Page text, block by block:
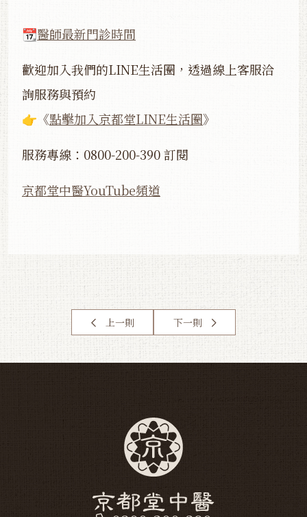
📆醫師最新門診時間
歡迎加入我們的LINE生活圈，透過線上客服洽
詢服務與預約
👉《點擊加入京都堂LINE生活圈》
服務專線：0800-200-390 訂閱
京都堂中醫YouTube頻道
上一則 下一則